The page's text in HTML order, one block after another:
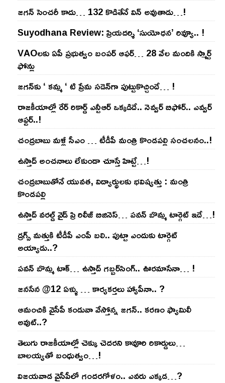
జ‌గ‌న్ సెంచ‌రీ కాదు… 132 కొడితేనే విన్ అవుతాడు…!
Suyodhana Review: ప్రియదర్శి ‘సుయోధన’ రివ్యూ.. !
VAOల‌కు ఏపీ ప్ర‌భుత్వం బంప‌ర్ ఆఫ‌ర్‌… 28 వేల మందికి స్మార్ట్
ఫోన్లు
జ‌గ‌న్‌కు ‘ క‌మ్మ ‘ టి ప్రేమ స‌డెన్‌గా పుట్టుకొచ్చిందే… !
రాజ‌కీయాల్లో రేర్ రికార్డ్ ఎన్టీఆర్ ఒక్క‌డిదే.. నెవ్వ‌ర్ బిఫోర్‌.. ఎవ్వ‌ర్
ఆఫ్ట‌ర్‌..!
చంద్ర‌బాబు మ‌ళ్లీ సీఎం … టీడీపీ మంత్రి కొండ‌ప‌ల్లి సంచ‌ల‌నం..!
ఉస్తాద్ అంచ‌నాలు లేకుండా చూస్తే హిట్టే…!
చంద్ర‌బాబుతోనే యువ‌త‌, విద్యార్థుల‌కు భ‌విష్య‌త్తు : మంత్రి
కొండ‌ప‌ల్లి
ఉస్తాద్ వ‌ర‌ల్డ్ వైడ్ ప్రి రిలీజ్ బిజినెస్‌… ప‌వ‌న్ బొమ్మ టార్గెట్ ఇదే…!
డ్రగ్స్ మత్తుకి టీడీపీ ఎంపీ బలి.. పుట్టా ఎందుకు టార్గెట్
అయ్యాడు..?
ప‌వ‌న్ బొమ్మ టాక్‌… ఉస్తాద్ గ‌బ్బ‌ర్‌సింగ్‌.. ఊర‌మాసేనా… !
జనసేన @12 ఏళ్ళు … కార్యకర్తలు హ్యాపీనా.. ?
ఆమంచికి వైసీపీ కండువా వేస్తోన్న జ‌గ‌న్‌.. క‌ర‌ణం ఫ్యామిలీ
అవుట్‌..?
తెలుగు రాజ‌కీయాల్లో చెక్కు చెద‌ర‌ని కావూరి రికార్డులు…
బాల‌య్యతో బంధుత్వం…!
విజ‌య‌వాడ వైసీపీలో గంద‌ర‌గోళం.. ఎవ‌రు ఎక్క‌డ‌…?